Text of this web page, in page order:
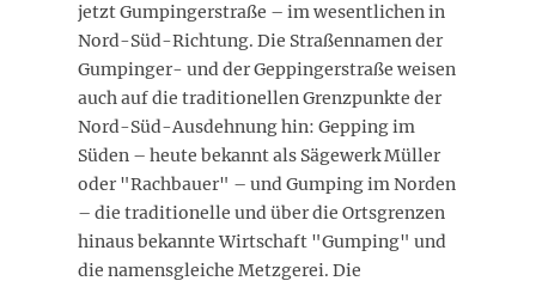
jetzt Gumpingerstraße – im wesentlichen in
Nord-Süd-Richtung. Die Straßennamen der
Gumpinger- und der Geppingerstraße weisen
auch auf die traditionellen Grenzpunkte der
Nord-Süd-Ausdehnung hin: Gepping im
Süden – heute bekannt als Sägewerk Müller
oder "Rachbauer" – und Gumping im Norden
– die traditionelle und über die Ortsgrenzen
hinaus bekannte Wirtschaft "Gumping" und
die namensgleiche Metzgerei. Die